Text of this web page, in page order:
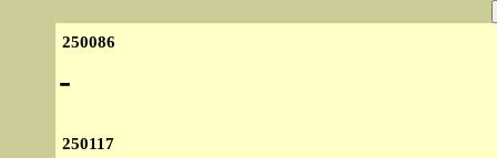
250086
-
250117